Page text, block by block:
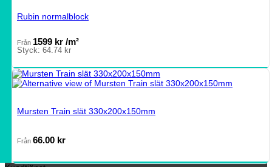
Rubin normalblock
Från 1599 kr /m²
Styck: 64.74 kr
Mursten Train slät 330x200x150mm
Från 66.00 kr